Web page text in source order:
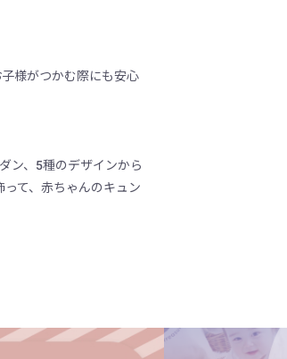
様がつかむ際にも安心
ン、5種のデザインから
て、赤ちゃんのキュン